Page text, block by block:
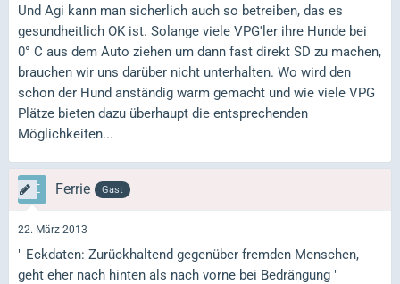
Und Agi kann man sicherlich auch so betreiben, das es
gesundheitlich OK ist. Solange viele VPG'ler ihre Hunde bei
0° C aus dem Auto ziehen um dann fast direkt SD zu machen,
brauchen wir uns darüber nicht unterhalten. Wo wird den
schon der Hund anständig warm gemacht und wie viele VPG
Plätze bieten dazu überhaupt die entsprechenden
Möglichkeiten...
Ferrie Gast
22. März 2013
" Eckdaten: Zurückhaltend gegenüber fremden Menschen,
geht eher nach hinten als nach vorne bei Bedrängung "